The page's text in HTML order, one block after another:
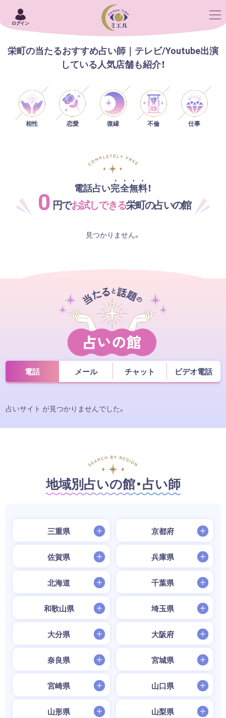
ログイン
栄町の当たるおすすめ占い師｜テレビ/Youtube出演
している人気店舗も紹介！
相性 恋愛 復縁 不倫 仕事
電話占い完全無料！
0 円でお試しできる栄町の占いの館
見つかりません。
電話 メール チャット ビデオ電話
占いサイト が見つかりませんでした。
地域別占いの館・占い師
三重県 京都府
佐賀県 兵庫県
北海道 千葉県
和歌山県 埼玉県
大分県 大阪府
奈良県 宮城県
宮崎県 山口県
山形県 山梨県